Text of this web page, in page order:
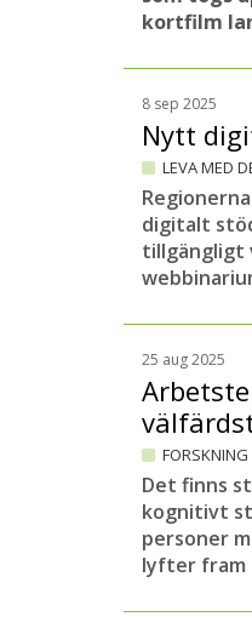
kortfilm
8 sep 2025
Nytt
LEVA MED
digitalt
tillgängligt
25 aug 2025
FORSKNING
Det finns
kognitivt
personer
lyfter fram